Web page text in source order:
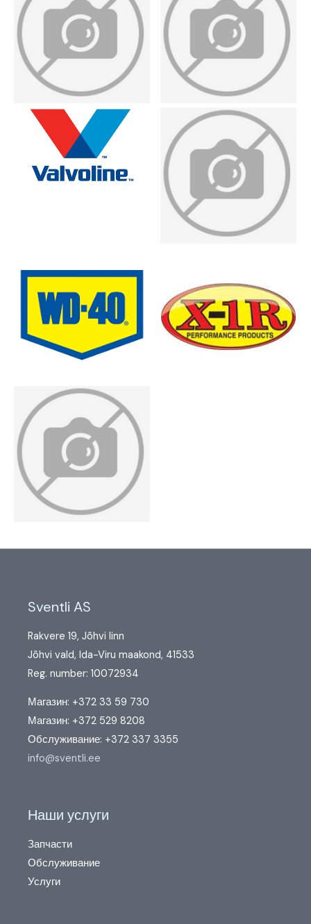
Sventli AS
Rakvere 19, Jõhvi linn
Jõhvi vald, Ida-Viru maakond, 41533
Reg. number: 10072934
Магазин: +372 33 59 730
Магазин: +372 529 8208
Обслуживание: +372 337 3355
info@sventli.ee
Наши услуги
Запчасти
Обслуживание
Услуги